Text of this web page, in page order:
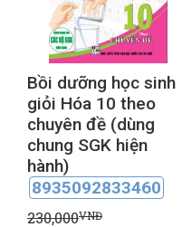
Bồi dưỡng học sinh
giỏi Hóa 10 theo
chuyên đề (dùng
chung SGK hiện
hành)
8935092833460
230,000VNĐ